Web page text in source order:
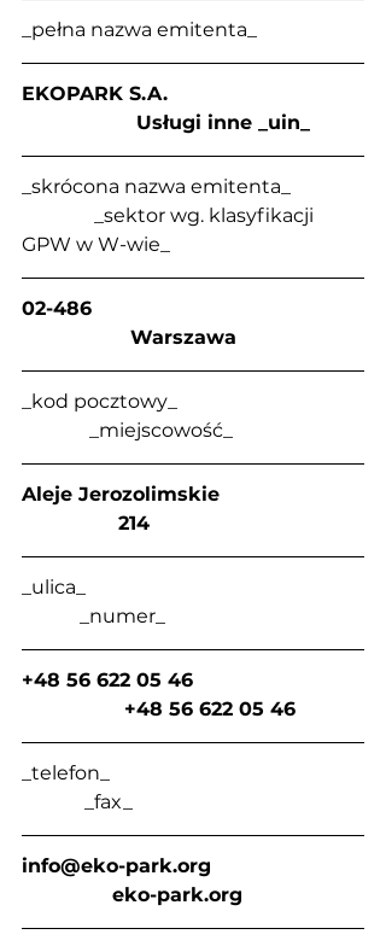
_pełna nazwa emitenta_
EKOPARK S.A.
                   Usługi inne _uin_
_skrócona nazwa emitenta_
               _sektor wg. klasyfikacji
GPW w W-wie_
02-486
                  Warszawa
_kod pocztowy_
              _miejscowość_
Aleje Jerozolimskie
                214
_ulica_
            _numer_
+48 56 622 05 46
                 +48 56 622 05 46
_telefon_
             _fax_
info@eko-park.org
eko-park.org